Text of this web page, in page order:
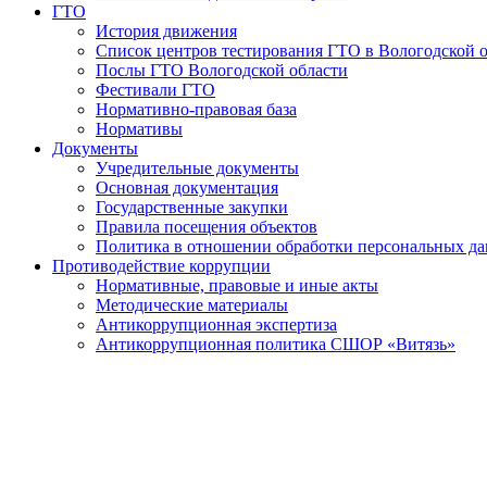
ГТО
История движения
Список центров тестирования ГТО в Вологодской
Послы ГТО Вологодской области
Фестивали ГТО
Нормативно-правовая база
Нормативы
Документы
Учредительные документы
Основная документация
Государственные закупки
Правила посещения объектов
Политика в отношении обработки персональных
Противодействие коррупции
Нормативные, правовые и иные акты
Методические материалы
Антикоррупционная экспертиза
Антикоррупционная политика СШОР «Витязь»